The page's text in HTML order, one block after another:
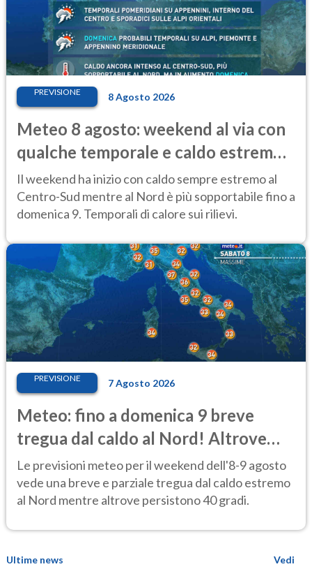
PREVISIONE 8 Agosto 2026
Meteo 8 agosto: weekend al via con
qualche temporale e caldo estremo
al Centro-Sud
Il weekend ha inizio con caldo sempre estremo al
Centro-Sud mentre al Nord è più sopportabile fino a
domenica 9. Temporali di calore sui rilievi.
PREVISIONE 7 Agosto 2026
Meteo: fino a domenica 9 breve
tregua dal caldo al Nord! Altrove
calura e afa
Le previsioni meteo per il weekend dell'8-9 agosto
vede una breve e parziale tregua dal caldo estremo
al Nord mentre altrove persistono 40 gradi.
Ultime news
Vedi